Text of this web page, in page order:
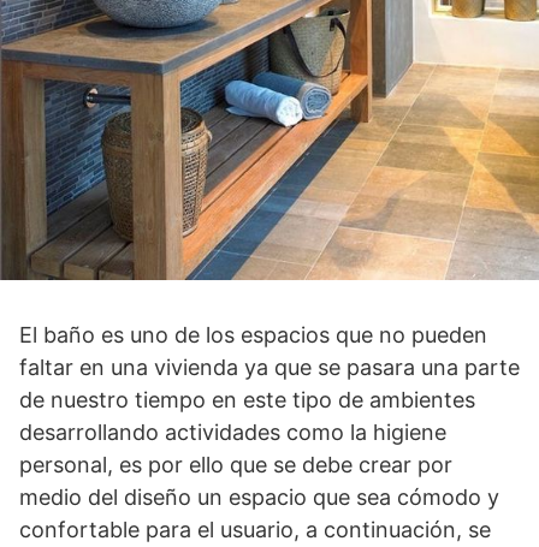
El baño es uno de los espacios que no pueden
faltar en una vivienda ya que se pasara una parte
de nuestro tiempo en este tipo de ambientes
desarrollando actividades como la higiene
personal, es por ello que se debe crear por
medio del diseño un espacio que sea cómodo y
confortable para el usuario, a continuación, se